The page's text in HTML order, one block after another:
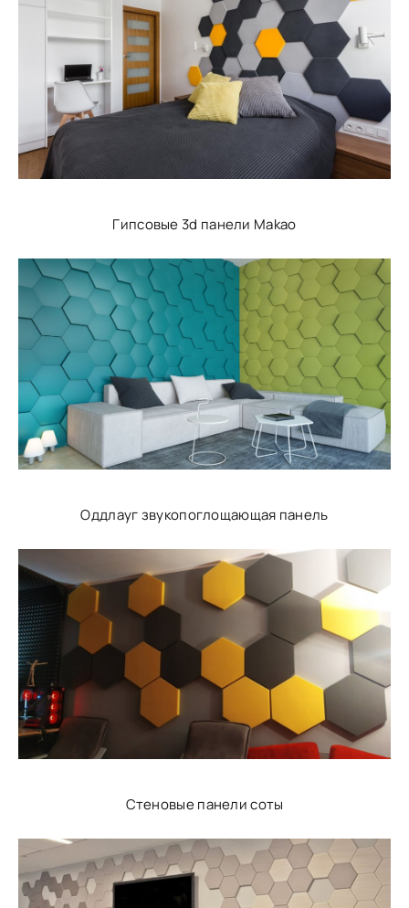
Гипсовые 3d панели Makao
Оддлауг звукопоглощающая панель
Стеновые панели соты